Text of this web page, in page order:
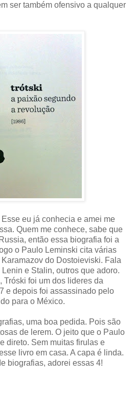
ser também ofensivo a qualquer
eu já conhecia e amei me
Quem me conhece, sabe que
então essa biografia foi a
o Paulo Leminski cita várias
do Dostoieviski. Fala
e Stalin, outros que adoro.
Tróski foi um dos lideres da
e depois foi assassinado pelo
para o México.
uma boa pedida. Pois são
de lerem. O jeito que o Paulo
direto. Sem muitas firulas e
livro em casa. A capa é linda.
biografias, adorei essas 4!